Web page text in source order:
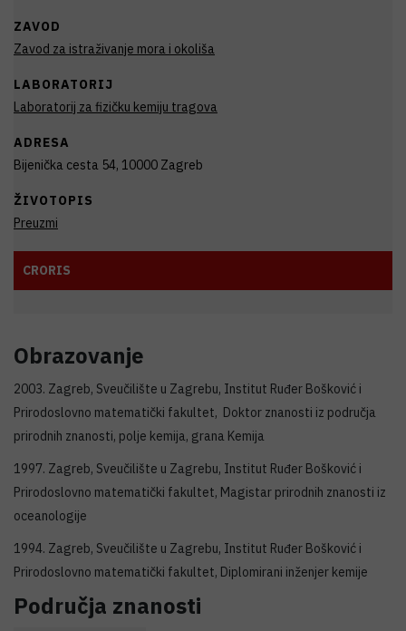
ZAVOD
Zavod za istraživanje mora i okoliša
LABORATORIJ
Laboratorij za fizičku kemiju tragova
ADRESA
Bijenička cesta 54, 10000 Zagreb
ŽIVOTOPIS
Preuzmi
CRORIS
Obrazovanje
2003. Zagreb, Sveučilište u Zagrebu, Institut Ruđer Bošković i
Prirodoslovno matematički fakultet, Doktor znanosti iz područja
prirodnih znanosti, polje kemija, grana Kemija
1997. Zagreb, Sveučilište u Zagrebu, Institut Ruđer Bošković i
Prirodoslovno matematički fakultet, Magistar prirodnih znanosti iz
oceanologije
1994. Zagreb, Sveučilište u Zagrebu, Institut Ruđer Bošković i
Prirodoslovno matematički fakultet, Diplomirani inženjer kemije
Područja znanosti